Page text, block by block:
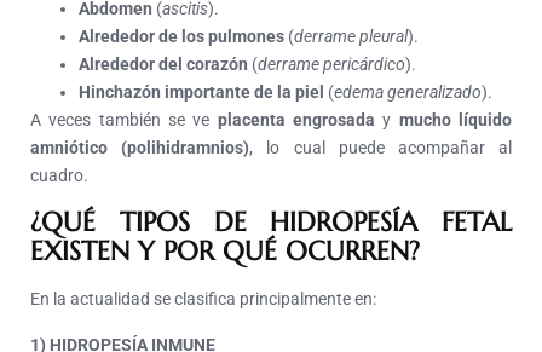
Abdomen (ascitis).
Alrededor de los pulmones (derrame pleural).
Alrededor del corazón (derrame pericárdico).
Hinchazón importante de la piel (edema generalizado).
A veces también se ve placenta engrosada y mucho líquido
amniótico (polihidramnios), lo cual puede acompañar al
cuadro.
¿QUÉ TIPOS DE HIDROPESÍA FETAL
EXISTEN Y POR QUÉ OCURREN?
En la actualidad se clasifica principalmente en:
1) HIDROPESÍA INMUNE